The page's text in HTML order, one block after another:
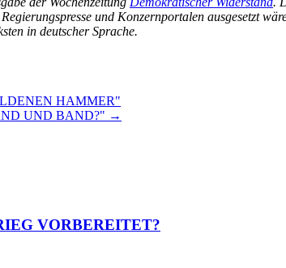
und Konzernportalen ausgesetzt
in deutscher Sprache.
HAMMER"
UND BAND?" →
VORBEREITET?